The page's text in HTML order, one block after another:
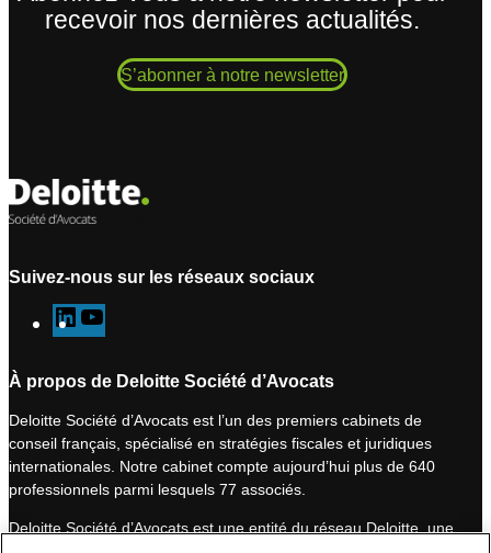
recevoir nos dernières actualités.
S’abonner à notre newsletter
Suivez-nous sur les réseaux sociaux
L
i
k
e
d
I
n
o
T
u
b
e
À propos de Deloitte Société d’Avocats
Deloitte Société d’Avocats est l’un des premiers cabinets de
conseil français, spécialisé en stratégies fiscales et juridiques
internationales. Notre cabinet compte aujourd’hui plus de 640
professionnels parmi lesquels 77 associés.
Deloitte Société d’Avocats est une entité du réseau Deloitte, une